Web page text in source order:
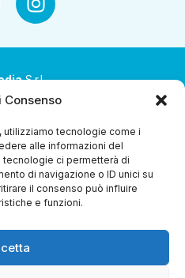
Consenso
tecnologie come i
alle informazioni del
ci permetterà di
di navigazione o ID unici su
il consenso può influire
e funzioni.
S.r.l.
socio unico
attività di direzione e
Alleanza 3.0 Soc. Coop.
nr. 51 42124 Reggio Emilia
€ 1.040.000 i.v.